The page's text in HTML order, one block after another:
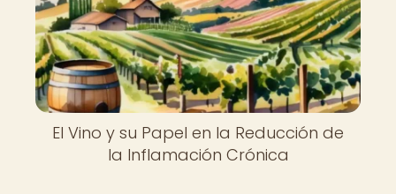
El Vino y su Papel en la Reducción de
la Inflamación Crónica